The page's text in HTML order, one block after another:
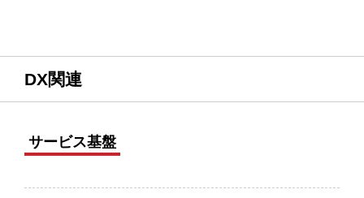
DX関連
サービス基盤